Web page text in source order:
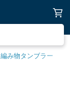
編み物タンブラー